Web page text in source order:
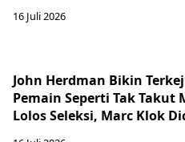
16 Juli 2026
John Herdman Bikin
Pemain Seperti Tak Takut
Lolos Seleksi, Marc Klok